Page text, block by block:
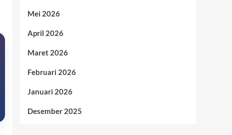
Mei 2026
April 2026
Maret 2026
Februari 2026
Januari 2026
Desember 2025